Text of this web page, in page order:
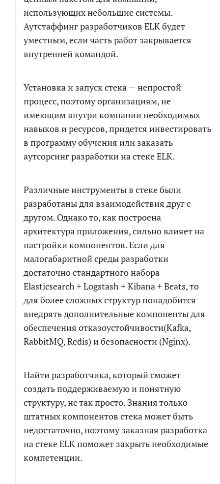
использующих небольшие системы.
Аутстаффинг разработчиков ELK будет
уместным, если часть работ закрывается
внутренней командой.
Установка и запуск стека — непростой
процесс, поэтому организациям, не
имеющим внутри компании необходимых
навыков и ресурсов, придется инвестировать
в программу обучения или заказать
аутсорсинг разработки на стеке ELK.
Различные инструменты в стеке были
разработаны для взаимодействия друг с
другом. Однако то, как построена
архитектура приложения, сильно влияет на
настройки компонентов. Если для
малогабаритной среды разработки
достаточно стандартного набора
Elasticsearch + Logstash + Kibana + Beats, то
для более сложных структур понадобится
внедрять дополнительные компоненты для
обеспечения отказоустойчивости(Kafka,
RabbitMQ, Redis) и безопасности (Nginx).
Найти разработчика, который сможет
создать поддерживаемую и понятную
структуру, не так просто. Знания только
штатных компонентов стека может быть
недостаточно, поэтому заказная разработка
на стеке ELK поможет закрыть необходимые
компетенции.